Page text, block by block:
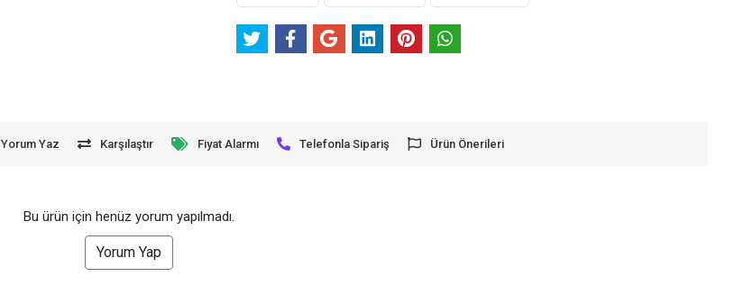
Yorum Yaz Karşılaştır Fiyat Alarmı Telefonla Sipariş Ürün Önerileri
Bu ürün için henüz yorum yapılmadı.
Yorum Yap